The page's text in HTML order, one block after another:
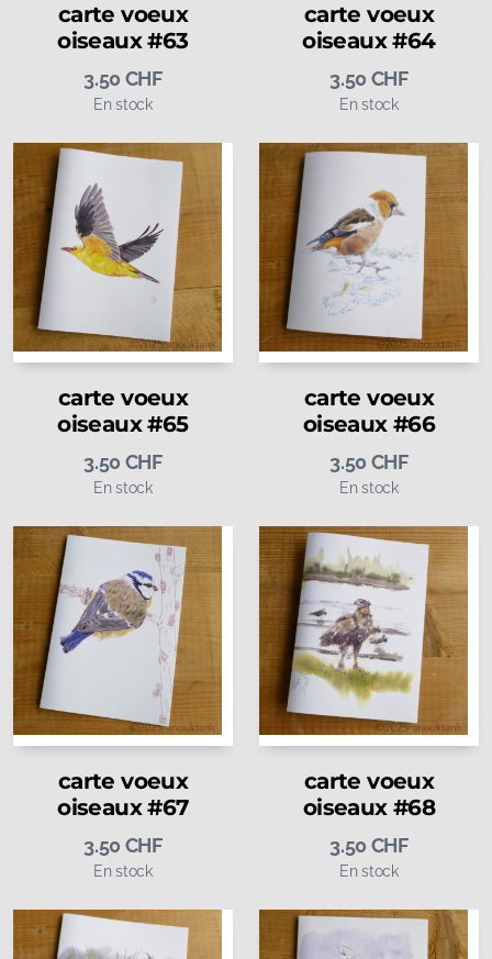
carte voeux
oiseaux #63
3.50 CHF
En stock
carte voeux
oiseaux #64
3.50 CHF
En stock
carte voeux
oiseaux #65
3.50 CHF
En stock
carte voeux
oiseaux #66
3.50 CHF
En stock
carte voeux
oiseaux #67
3.50 CHF
En stock
carte voeux
oiseaux #68
3.50 CHF
En stock